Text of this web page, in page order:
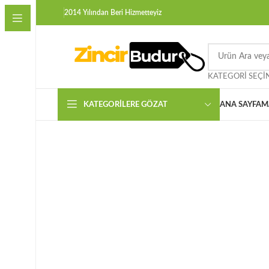
2014 Yılından Beri Hizmetteyiz
KATEGORI
KATEGORILERE GÖZAT ANA SAYFA